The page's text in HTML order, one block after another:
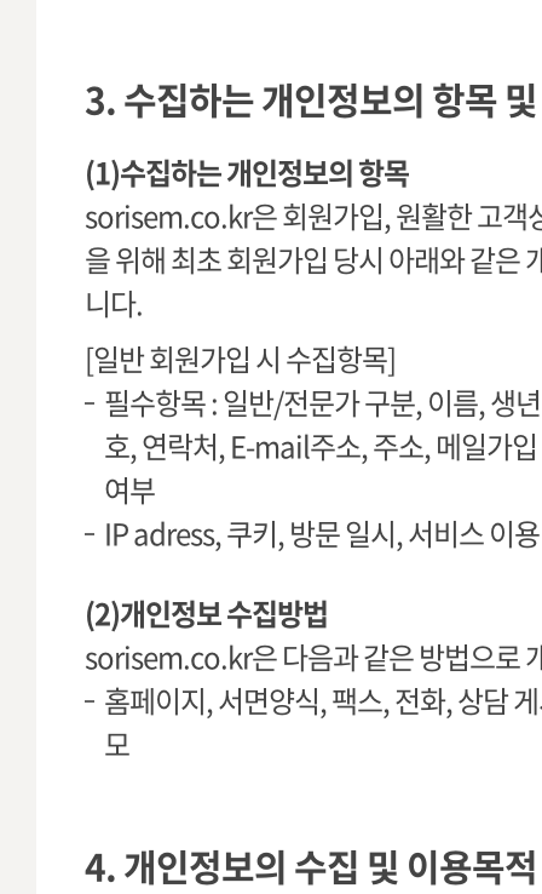
3. 수집하는 개인정보의 항목
(1)수집하는 개인정보의 항목
sorisem.co.kr은 회원가입, 원활한 고객
을 위해 최초 회원가입 당시 아래와 같은
니다.
[일반 회원가입 시 수집항목]
필수항목 : 일반/전문가 구분, 이름, 생
호, 연락처, E-mail주소, 주소, 메일가
여부
IP adress, 쿠키, 방문 일시, 서비스 이
(2)개인정보 수집방법
sorisem.co.kr은 다음과 같은 방법으로
홈페이지, 서면양식, 팩스, 전화, 상담
모
4. 개인정보의 수집 및 이용목적